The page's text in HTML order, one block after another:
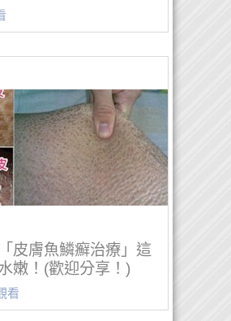
皮膚魚鱗癬治療」這
嫩！(歡迎分享！)
看